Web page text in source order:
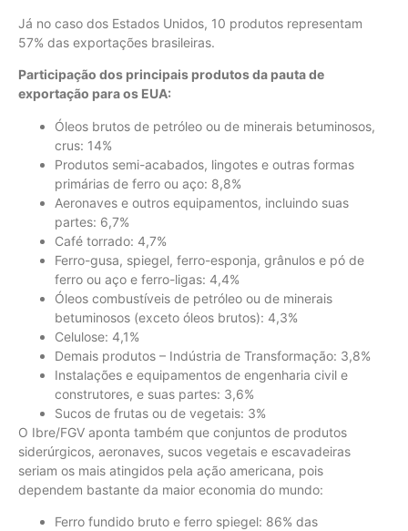
Já no caso dos Estados Unidos, 10 produtos representam
57% das exportações brasileiras.
Participação dos principais produtos da pauta de
exportação para os EUA:
Óleos brutos de petróleo ou de minerais betuminosos,
crus: 14%
Produtos semi-acabados, lingotes e outras formas
primárias de ferro ou aço: 8,8%
Aeronaves e outros equipamentos, incluindo suas
partes: 6,7%
Café torrado: 4,7%
Ferro-gusa, spiegel, ferro-esponja, grânulos e pó de
ferro ou aço e ferro-ligas: 4,4%
Óleos combustíveis de petróleo ou de minerais
betuminosos (exceto óleos brutos): 4,3%
Celulose: 4,1%
Demais produtos – Indústria de Transformação: 3,8%
Instalações e equipamentos de engenharia civil e
construtores, e suas partes: 3,6%
Sucos de frutas ou de vegetais: 3%
O Ibre/FGV aponta também que conjuntos de produtos
siderúrgicos, aeronaves, sucos vegetais e escavadeiras
seriam os mais atingidos pela ação americana, pois
dependem bastante da maior economia do mundo:
Ferro fundido bruto e ferro spiegel: 86% das